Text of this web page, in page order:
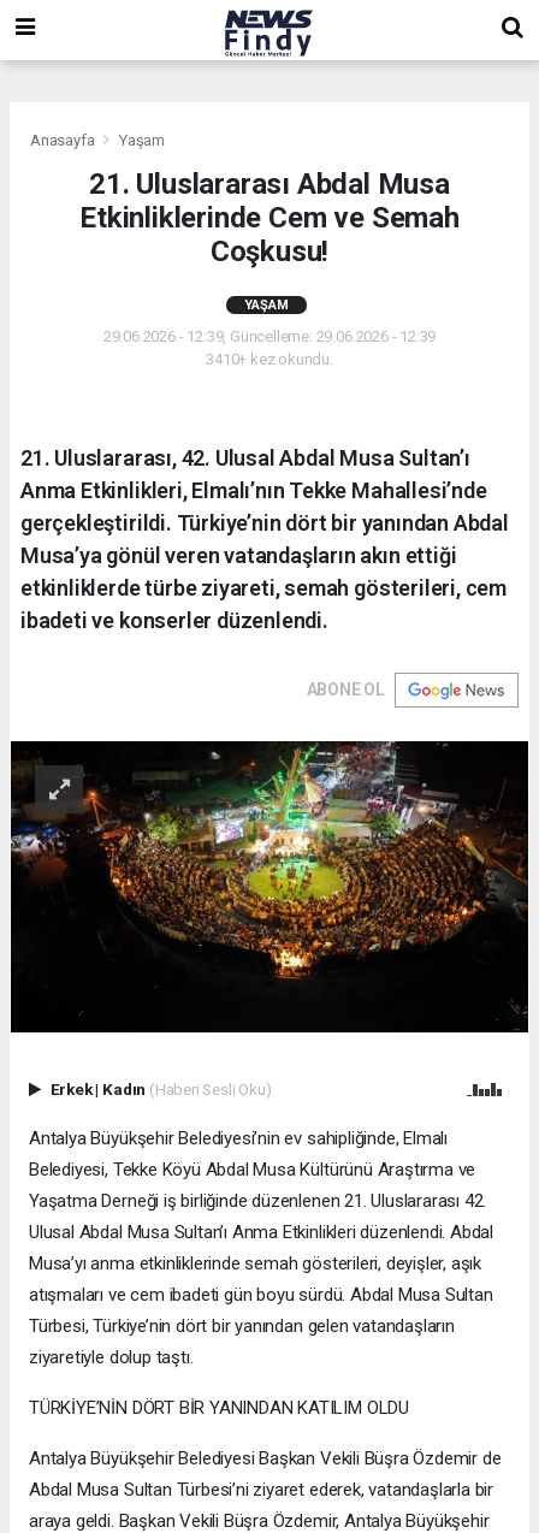
Anasayfa Yaşam
21. Uluslararası Abdal Musa
Etkinliklerinde Cem ve Semah
Coşkusu!
YAŞAM
29.06.2026 - 12:39, Güncelleme: 29.06.2026 - 12:39
3410+ kez okundu.
21. Uluslararası, 42. Ulusal Abdal Musa Sultan’ı
Anma Etkinlikleri, Elmalı’nın Tekke Mahallesi’nde
gerçekleştirildi. Türkiye’nin dört bir yanından Abdal
Musa’ya gönül veren vatandaşların akın ettiği
etkinliklerde türbe ziyareti, semah gösterileri, cem
ibadeti ve konserler düzenlendi.
ABONE OL
Erkek| Kadın (Haberi Sesli Oku)
Antalya Büyükşehir Belediyesi’nin ev sahipliğinde, Elmalı
Belediyesi, Tekke Köyü Abdal Musa Kültürünü Araştırma ve
Yaşatma Derneği iş birliğinde düzenlenen 21. Uluslararası 42.
Ulusal Abdal Musa Sultan’ı Anma Etkinlikleri düzenlendi. Abdal
Musa’yı anma etkinliklerinde semah gösterileri, deyişler, aşık
atışmaları ve cem ibadeti gün boyu sürdü. Abdal Musa Sultan
Türbesi, Türkiye’nin dört bir yanından gelen vatandaşların
ziyaretiyle dolup taştı.
TÜRKİYE’NİN DÖRT BİR YANINDAN KATILIM OLDU
Antalya Büyükşehir Belediyesi Başkan Vekili Büşra Özdemir de
Abdal Musa Sultan Türbesi’ni ziyaret ederek, vatandaşlarla bir
araya geldi. Başkan Vekili Büşra Özdemir, Antalya Büyükşehir